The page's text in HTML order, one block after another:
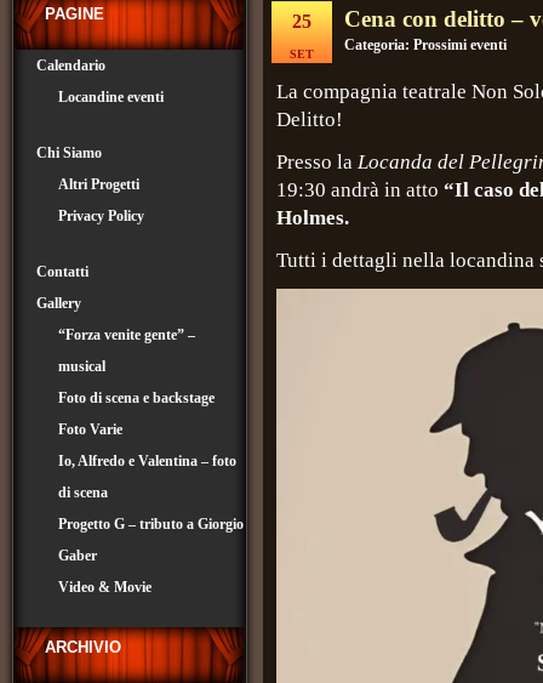
PAGINE
Calendario
Locandine eventi
Chi Siamo
Altri Progetti
Privacy Policy
Contatti
Gallery
“Forza venite gente” –
musical
Foto di scena e backstage
Foto Varie
Io, Alfredo e Valentina – foto
di scena
Progetto G – tributo a Giorgio
Gaber
Video & Movie
ARCHIVIO
25
SET
Cena con delitto –
Categoria: Prossimi eventi
La compagnia teatrale Non
Delitto!
Presso la Locanda del
19:30 andrà in atto “Il caso
Holmes.
Tutti i dettagli nella locandina